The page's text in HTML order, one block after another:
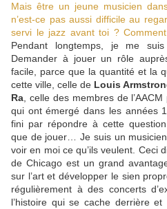
Mais être un jeune musicien
n’est-ce pas aussi difficile au
servi le jazz avant toi ?
Pendant longtemps, je me
Demander à jouer un rôle
facile, parce que la quantité et la
cette ville, celle de Louis
Ra , celle des membres de
qui ont émergé dans les années
fini par répondre à cette
que de jouer… Je suis un
voir en moi ce qu’ils veulent. Ceci
de Chicago est un grand
sur l’art et développer le sien
régulièrement à des concerts
l’histoire qui se cache derrière